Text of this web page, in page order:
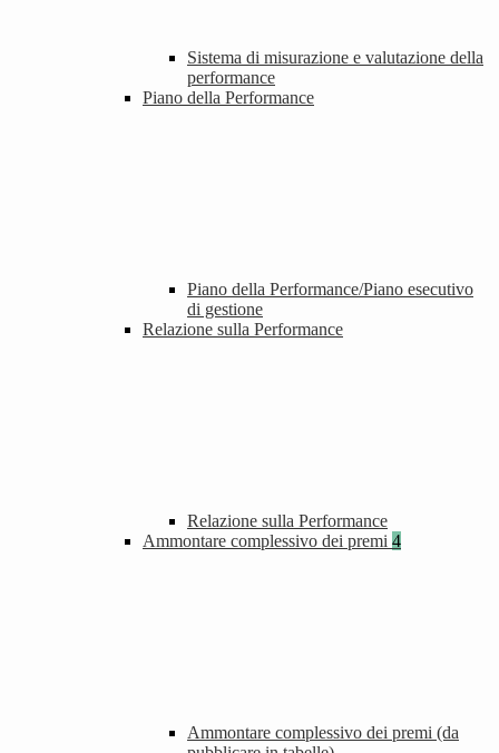
Sistema di misurazione e valutazione della
performance
Piano della Performance
Piano della Performance/Piano esecutivo
di gestione
Relazione sulla Performance
Relazione sulla Performance
Ammontare complessivo dei premi 4
Ammontare complessivo dei premi (da